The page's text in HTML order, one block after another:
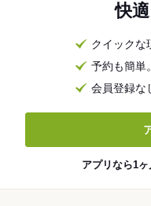
快
クイックな
予約も簡単
会員登録な
アプリなら1